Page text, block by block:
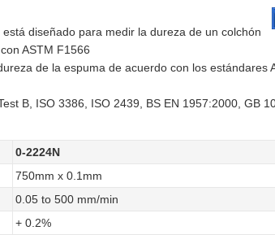
diseñado para medir la dureza de un colchón
ASTM F1566
de la espuma de acuerdo con los estándares
B, ISO 3386, ISO 2439, BS EN 1957:2000, GB
0-2224N
750mm x 0.1mm
0.05 to 500 mm/min
+ 0.2%